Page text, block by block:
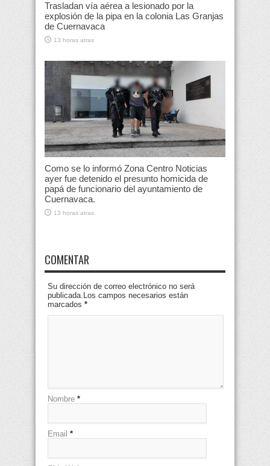
Trasladan vía aérea a lesionado por la
explosión de la pipa en la colonia Las Granjas
de Cuernavaca
13 horas atras
Como se lo informó Zona Centro Noticias
ayer fue detenido el presunto homicida de
papá de funcionario del ayuntamiento de
Cuernavaca.
13 horas atras
COMENTAR
Su dirección de correo electrónico no será
publicada.Los campos necesarios están
marcados *
Nombre *
Email *